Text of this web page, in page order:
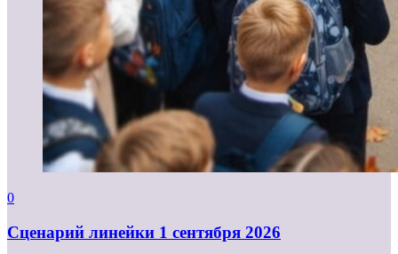
0
Cценарий линейки 1 сентября 2026